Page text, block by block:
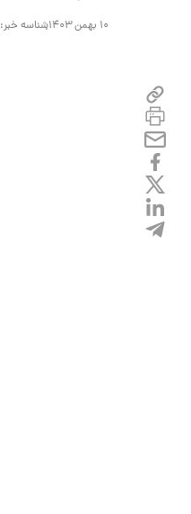
۱۰ بهمن ۱۴۰۳ شناسه خبر: